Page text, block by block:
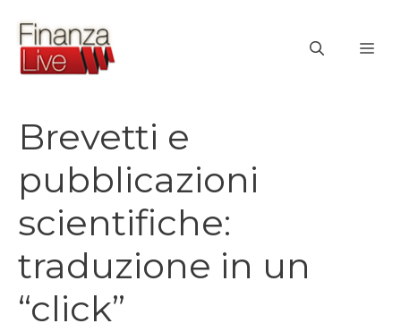
contenuto
Brevetti e
pubblicazioni
scientifiche:
traduzione in un
“click”